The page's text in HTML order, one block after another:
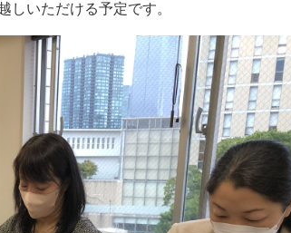
しいただける予定です。